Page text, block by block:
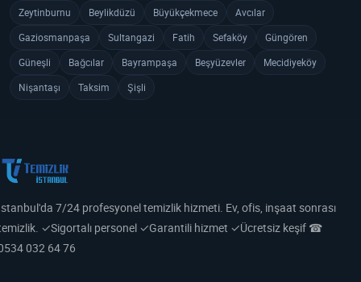
Zeytinburnu
Beylikdüzü Büyükçekmece
Avcılar
Gaziosmanpaşa
Sultangazi Fatih Sefaköy
Güngören
Güneşli
Bağcılar Bayrampaşa Beşyüzevler
Mecidiyeköy
Nişantaşı
Taksim Şişli
7/24 profesyonel temizlik hizmeti. Ev, ofis, inşaat sonrası
✓Sigortalı personel ✓Garantili hizmet ✓Ücretsiz keşif ☎
032 64 76